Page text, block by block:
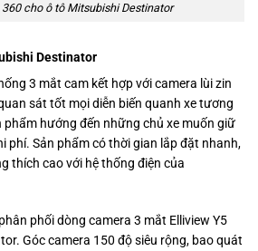
cho ô tô Mitsubishi Destinator
Destinator
3 mắt cam kết hợp với camera lùi zin
sát tốt mọi diễn biến quanh xe tương
hướng đến những chủ xe muốn giữ
phí. Sản phẩm có thời gian lắp đặt nhanh,
thích cao với hệ thống điện của
phối dòng camera 3 mắt Elliview Y5
Góc camera 150 độ siêu rộng, bao quát